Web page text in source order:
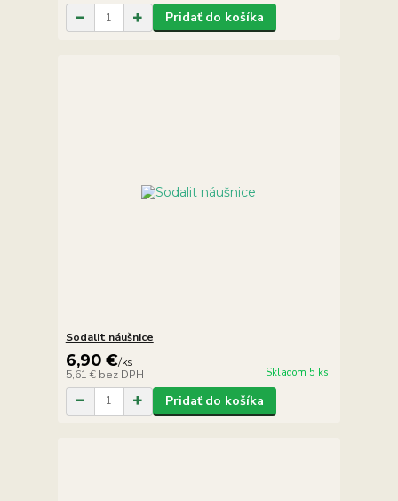
Pridať do košíka
Sodalit náušnice
6,90 €/ks
5,61 € bez DPH Skladom 5 ks
Pridať do košíka